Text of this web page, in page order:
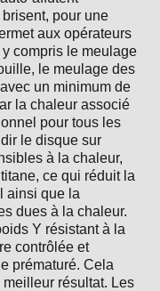
pour une
aux opérateurs
compris le meulage
le meulage des
un minimum de
la chaleur associé
pour tous les
le disque sur
à la chaleur,
ce qui réduit la
ainsi que la
dues à la chaleur.
Y résistant à la
contrôlée et
prématuré. Cela
résultat. Les